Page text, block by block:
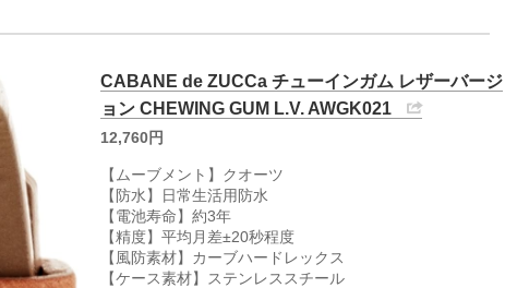
CABANE de ZUCCa チューインガム レザーバージ
ョン CHEWING GUM L.V. AWGK021
12,760円
【ムーブメント】クオーツ
【防水】日常生活用防水
【電池寿命】約3年
【精度】平均月差±20秒程度
【風防素材】カーブハードレックス
【ケース素材】ステンレススチール